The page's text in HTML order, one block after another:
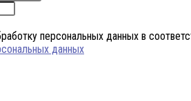
персональных данных в
данных